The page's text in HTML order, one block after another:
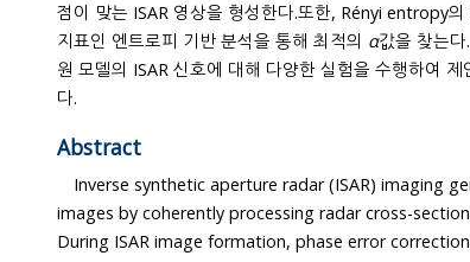
점이 맞는 ISAR 영상을 형성한다.또한, Rényi entropy의
지표인 엔트로피 기반 분석을 통해 최적의 α값을 찾는다. 실험에
원 모델의 ISAR 신호에 대해 다양한 실험을 수행하여
다.
Abstract
Inverse synthetic aperture radar (ISAR) imaging
images by coherently processing radar cross-section
During ISAR image formation, phase error correction in the